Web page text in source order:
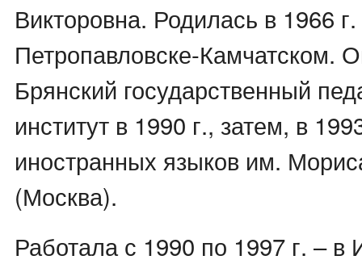
Викторовна. Родилась в 1966
Петропавловске-Камчатском.
Брянский государственный
институт в 1990 г., затем, в
иностранных языков им.
(Москва).
Работала с 1990 по 1997 г. – в